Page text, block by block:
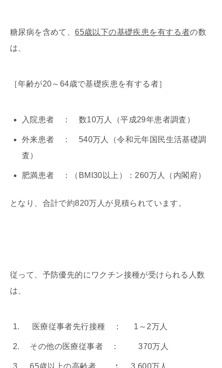
糖尿病を含めて、65歳以下の基礎疾患を有する者の数
は、
［年齢が20～64歳で基礎疾患を有する者］
入院患者 ： 数10万人（平成29年患者調査）
外来患者 ： 540万人（令和元年国民生活基礎調
査）
肥満患者 ：（BMI30以上）：260万人（内閣府）
となり、合計で約820万人が見積られています。
従って、予防優先的にワクチン接種が受けられる人数
は、
医療従事者先行接種 ： 1～2万人
その他の医療従事者 ： 370万人